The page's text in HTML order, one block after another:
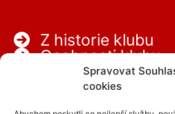
Spravovat
cookies
Z historie klubu
Osobnosti klubu
Partneři
Kariéra